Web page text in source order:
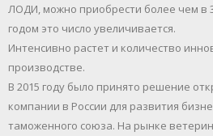
ЛОДИ, можно приобрести более чем в
годом это число увеличивается.
Интенсивно растет и количество
производстве.
В 2015 году было принято решение
компании в России для развития
таможенного союза. На рынке